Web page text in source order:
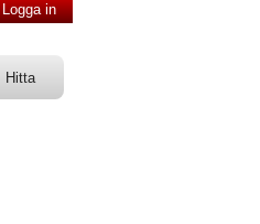
Logga in